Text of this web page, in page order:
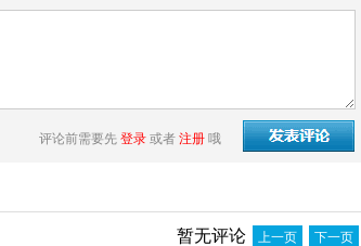
评论前需要先 登录 或者 注册 哦
暂无评论 上一页 下一页